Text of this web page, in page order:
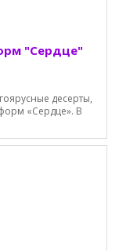
"Cердце"
десерты,
«Сердце». В